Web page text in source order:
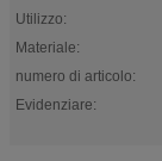
Utilizzo:
Materiale:
numero di articolo:
Evidenziare: